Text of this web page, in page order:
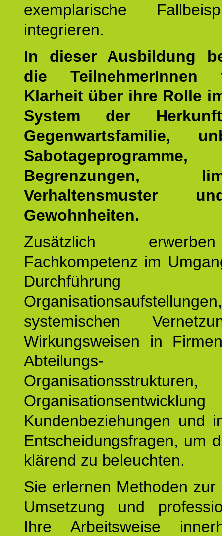
exemplarische
integrieren.
In dieser Ausbildung
die TeilnehmerInnen
Klarheit über ihre Rolle
System der
Gegenwartsfamilie,
Begrenzungen,
Verhaltensmuster
Gewohnheiten.
Zusätzlich
Fachkompetenz im
systemischen
Wirkungsweisen in
Abteilungs-
Kundenbeziehungen und
Entscheidungsfragen, um
klärend zu beleuchten.
Sie erlernen Methoden zur
Umsetzung und
Ihre Arbeitsweise